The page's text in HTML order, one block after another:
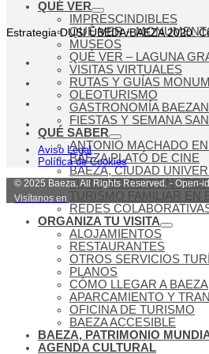
QUÉ VER
IMPRESCINDIBLES
QUÉ VER –
MUSEOS
QUÉ VER – LAGUNA
VISITAS VIRTUALES
RUTAS Y GUÍAS
OLEOTURISMO
GASTRONOMÍA
FIESTAS Y SEMANA
QUÉ SABER
ANTONIO MACHADO
BAEZA PLATÓ DE CINE
BAEZA, CIUDAD
TURISMO DE
TURISMO FAMILIAR EN
REDES
ORGANIZA TU VISITA
ALOJAMIENTOS
RESTAURANTES
OTROS SERVICIOS
PLANOS
CÓMO LLEGAR A BAEZA
APARCAMIENTO Y
OFICINA DE TURISMO
BAEZA ACCESIBLE
BAEZA, PATRIMONIO
AGENDA CULTURAL
Estrategia DUSI ÚBEDA/BAEZA 2020.
Aviso Legal
Política de Cookies
© 2025 Baeza. All Rights Reserved. - Open-
Visítanos en